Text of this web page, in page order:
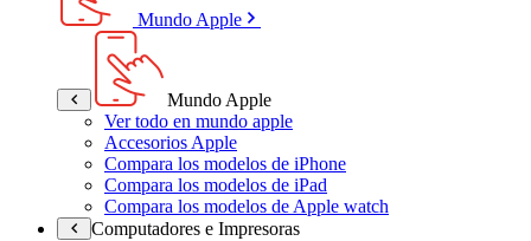
Mundo Apple
Mundo Apple
Ver todo en mundo apple
Accesorios Apple
Compara los modelos de iPhone
Compara los modelos de iPad
Compara los modelos de Apple watch
Computadores e Impresoras